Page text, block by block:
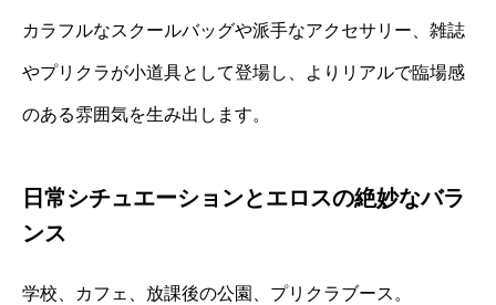
カラフルなスクールバッグや派手なアクセサリー、雑誌
やプリクラが小道具として登場し、よりリアルで臨場感
のある雰囲気を生み出します。
日常シチュエーションとエロスの絶妙なバラ
ンス
学校、カフェ、放課後の公園、プリクラブース。